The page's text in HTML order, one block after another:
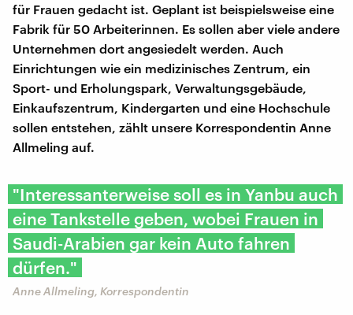
für Frauen gedacht ist. Geplant ist beispielsweise eine
Fabrik für 50 Arbeiterinnen. Es sollen aber viele andere
Unternehmen dort angesiedelt werden. Auch
Einrichtungen wie ein medizinisches Zentrum, ein
Sport- und Erholungspark, Verwaltungsgebäude,
Einkaufszentrum, Kindergarten und eine Hochschule
sollen entstehen, zählt unsere Korrespondentin Anne
Allmeling auf.
"Interessanterweise soll es in Yanbu auch
eine Tankstelle geben, wobei Frauen in
Saudi-Arabien gar kein Auto fahren
dürfen."
Anne Allmeling, Korrespondentin